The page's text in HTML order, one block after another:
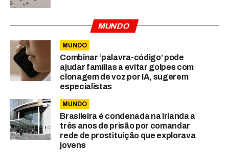
MUNDO
MUNDO
Combinar ‘palavra-código’ pode
ajudar famílias a evitar golpes com
clonagem de voz por IA, sugerem
especialistas
MUNDO
Brasileira é condenada na Irlanda a
três anos de prisão por comandar
rede de prostituição que explorava
jovens